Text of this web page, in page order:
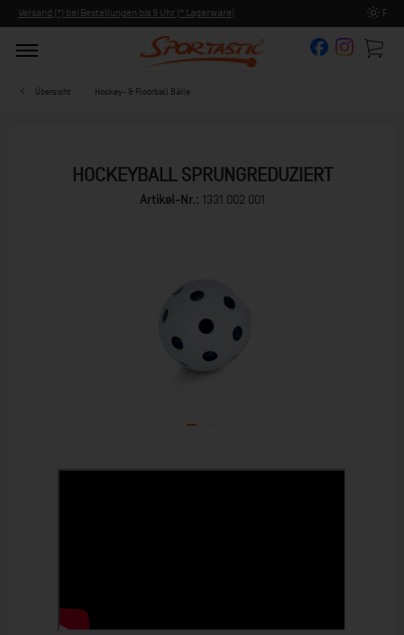
Persönliche Beratung ab 8:00 Uhr Früh (Mo-Fr)
Übersicht Hockey- & Floorball Bälle
HOCKEYBALL SPRUNGREDUZIERT
Artikel-Nr.: 1331 002 001